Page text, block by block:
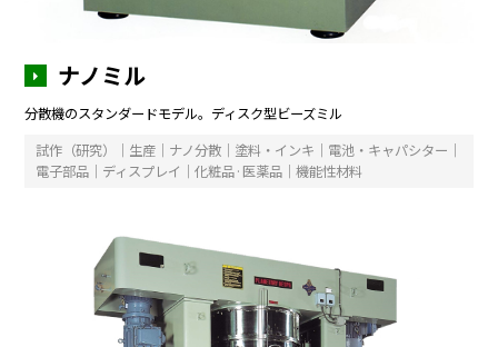
ナノミル
分散機のスタンダードモデル。ディスク型ビーズミル
試作（研究）｜生産｜ナノ分散｜塗料・インキ｜電池・キャパシター｜
電子部品｜ディスプレイ｜化粧品·医薬品｜機能性材料